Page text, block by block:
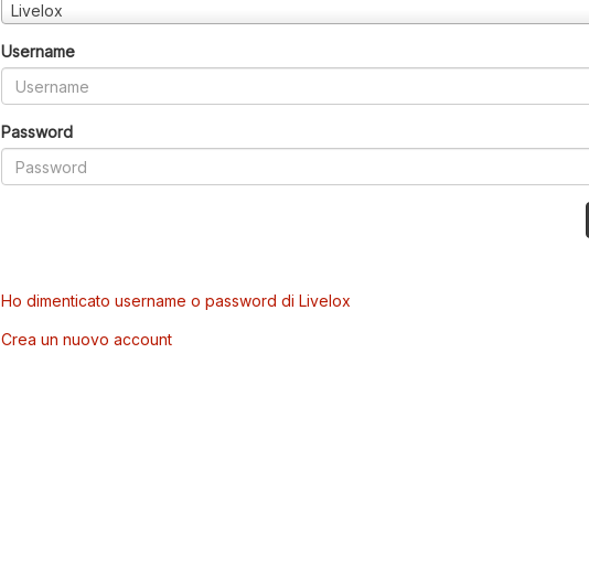
Livelox
Username
Password
Ho dimenticato username o password di Livelox
Crea un nuovo account